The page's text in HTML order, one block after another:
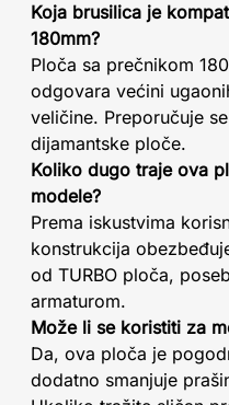
Koja brusilica je
180mm?
Ploča sa prečnikom
odgovara većini
veličine. Preporučuje
dijamantske ploče.
Koliko dugo traje ova
modele?
Prema iskustvima
konstrukcija
od TURBO ploča,
armaturom.
Može li se koristiti za
Da, ova ploča je
dodatno smanjuje